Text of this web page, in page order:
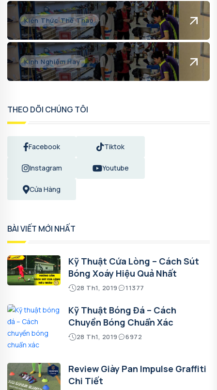
Kiến Thức Thể Thao
Kinh Nghiệm Hay
THEO DÕI CHÚNG TÔI
Facebook Tiktok
Instagram Youtube
Cửa Hàng
BÀI VIẾT MỚI NHẤT
Kỹ Thuật Cứa Lòng – Cách Sút
Bóng Xoáy Hiệu Quả Nhất
28 Th1, 2019 11377
Kỹ Thuật Bóng Đá – Cách
Chuyền Bóng Chuẩn Xác
28 Th1, 2019 6972
Review Giày Pan Impulse Graffiti
Chi Tiết